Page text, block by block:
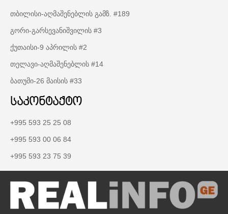
თბილისი-აღმაშენებლის გამზ. #189
გორი-გარსევანიშვილის #3
ქუთაისი-9 აპრილის #2
თელავი-აღმაშენებლის #14
ბათუმი-26 მაისის #33
საკონტაქტო
+995 593 25 25 08
+995 593 00 06 84
+995 593 23 75 39